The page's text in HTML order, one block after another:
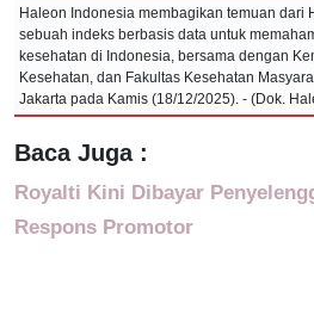
Haleon Indonesia membagikan temuan dari
sebuah indeks berbasis data untuk
kesehatan di Indonesia, bersama dengan
Kesehatan, dan Fakultas Kesehatan
Jakarta pada Kamis (18/12/2025). - (Dok.
Baca Juga :
Royalti Kini Dibayar
Respons Promotor